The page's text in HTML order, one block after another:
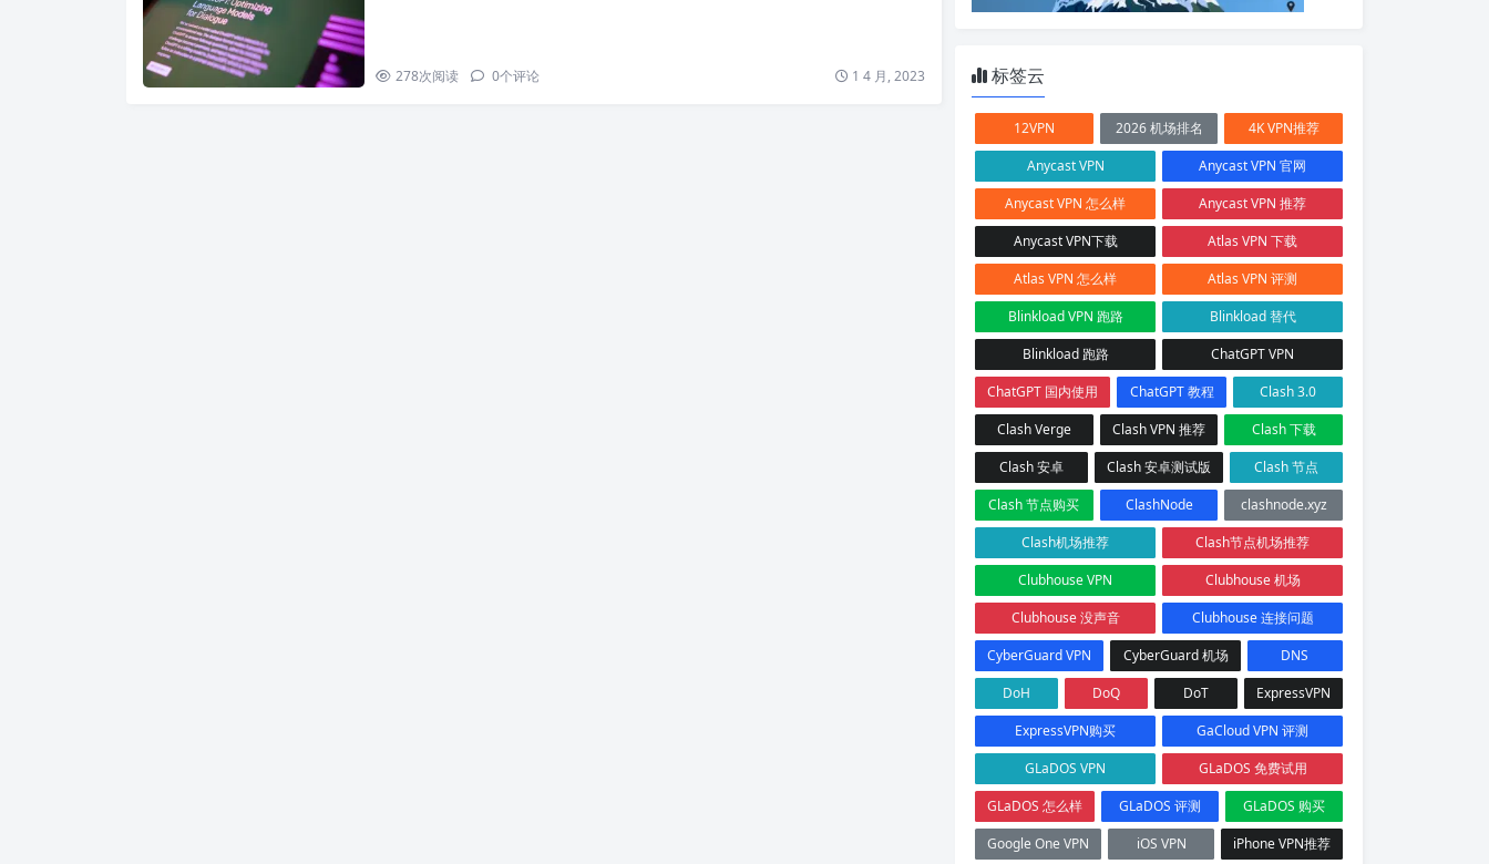
278次阅读 0个评论 1 4 月, 2023 标签云
12VPN 2026 机场排名
4K VPN推荐
Anycast VPN
Anycast VPN 官网
Anycast VPN 怎么样
Anycast VPN 推荐
Anycast VPN下载
Atlas VPN 下载
Atlas VPN 怎么样
Atlas VPN 评测
Blinkload VPN 跑路
Blinkload 替代
Blinkload 跑路
ChatGPT VPN
ChatGPT 国内使用
ChatGPT 教程
Clash 3.0
Clash Verge
Clash VPN 推荐
Clash 下载
Clash 安卓
Clash 安卓测试版
Clash 节点
Clash 节点购买
ClashNode
clashnode.xyz
Clash机场推荐
Clash节点机场推荐
Clubhouse VPN
Clubhouse 机场
Clubhouse 没声音
Clubhouse 连接问题
CyberGuard VPN
CyberGuard 机场
DNS
DoH
DoQ DoT
ExpressVPN
ExpressVPN购买
GaCloud VPN 评测
GLaDOS VPN
GLaDOS 免费试用
GLaDOS 怎么样
GLaDOS 评测
GLaDOS 购买
Google One VPN
iOS VPN
iPhone VPN推荐